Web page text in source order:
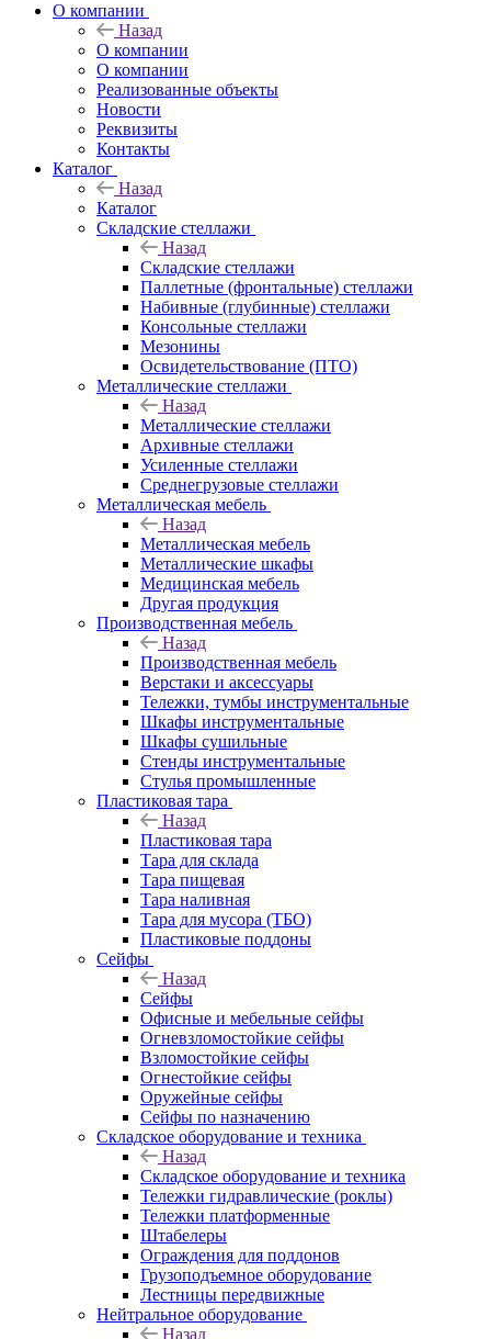
О компании
Назад
О компании
О компании
Реализованные объекты
Новости
Реквизиты
Контакты
Каталог
Назад
Каталог
Складские стеллажи
Назад
Складские стеллажи
Паллетные (фронтальные) стеллажи
Набивные (глубинные) стеллажи
Консольные стеллажи
Мезонины
Освидетельствование (ПТО)
Металлические стеллажи
Назад
Металлические стеллажи
Архивные стеллажи
Усиленные стеллажи
Среднегрузовые стеллажи
Металлическая мебель
Назад
Металлическая мебель
Металлические шкафы
Медицинская мебель
Другая продукция
Производственная мебель
Назад
Производственная мебель
Верстаки и аксессуары
Тележки, тумбы инструментальные
Шкафы инструментальные
Шкафы сушильные
Стенды инструментальные
Cтулья промышленные
Пластиковая тара
Назад
Пластиковая тара
Тара для склада
Тара пищевая
Тара наливная
Тара для мусора (ТБО)
Пластиковые поддоны
Сейфы
Назад
Сейфы
Офисные и мебельные сейфы
Огневзломостойкие сейфы
Взломостойкие сейфы
Огнестойкие сейфы
Оружейные сейфы
Сейфы по назначению
Складское оборудование и техника
Назад
Складское оборудование и техника
Тележки гидравлические (роклы)
Тележки платформенные
Штабелеры
Ограждения для поддонов
Грузоподъемное оборудование
Лестницы передвижные
Нейтральное оборудование
Назад